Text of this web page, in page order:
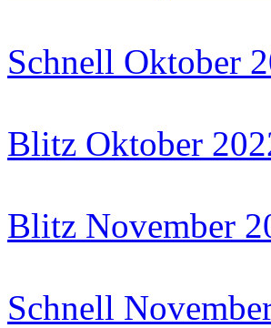
Schnell Oktober
Blitz Oktober
Blitz November
Schnell